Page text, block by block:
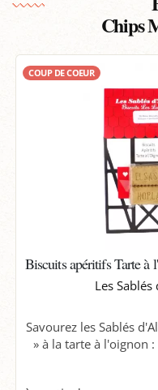
Chips
COUP DE COEUR
Biscuits apéritifs Tarte à
Les Sablés
Savourez les Sablés
» à la tarte à l'oignon